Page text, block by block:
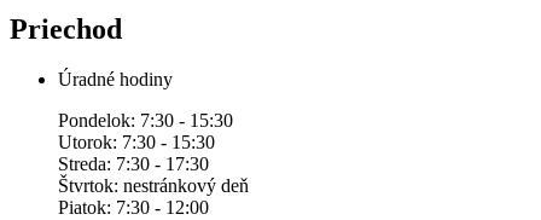
Priechod
Úradné hodiny
Pondelok: 7:30 - 15:30
Utorok: 7:30 - 15:30
Streda: 7:30 - 17:30
Štvrtok: nestránkový deň
Piatok: 7:30 - 12:00